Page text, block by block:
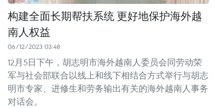
构建全面长期帮扶系统 更好地保护海外越
南人权益
06/12/2023 03:48
12月5日下午，胡志明市海外越南人委员会同劳动荣
军与社会部联合以线上和线下相结合方式举行与胡志
明市专家、进修生和劳务输出有关的海外越南人事务
对话会。